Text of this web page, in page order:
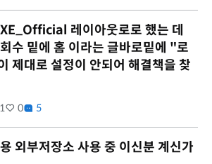
레이아웃로로 했는 데
수 밑에 홈 이라는 글바로밑에 "로
제대로 설정이 안되어 해결책을 찾
0 5
외부저장소 사용 중 이신분 계신가